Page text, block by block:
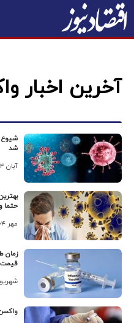
آخرین اخبار
شیوع
شد
۳۰ آبان ۱۴۰۴
حتما
۱۵ مهر ۱۴۰۴
زمان
۲۷ شهریور
واکسن